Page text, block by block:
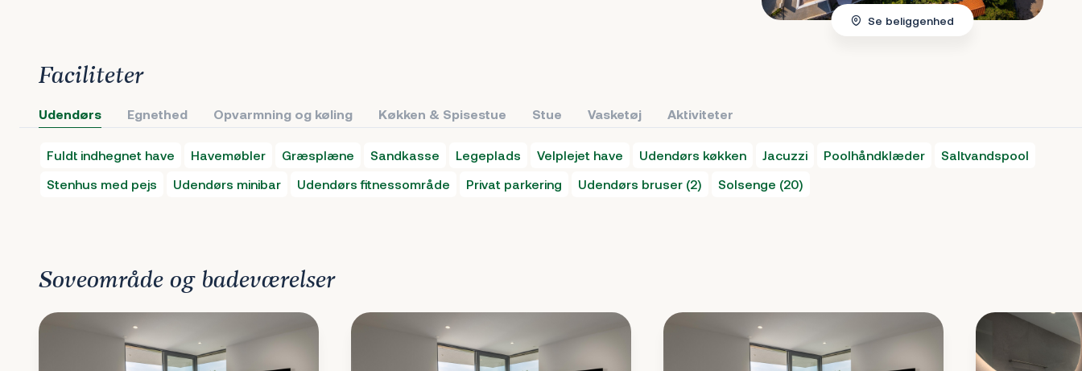
Se beliggenhed
Faciliteter
Udendørs Egnethed Opvarmning og køling Køkken & Spisestue Stue Vasketøj Aktiviteter
Fuldt indhegnet have Havemøbler Græsplæne Sandkasse Legeplads Velplejet have Udendørs køkken Jacuzzi Poolhåndklæder
Saltvandspool
Stenhus med pejs
Udendørs minibar Udendørs fitnessområde Privat parkering Udendørs bruser (2) Solsenge (20)
Soveområde og badeværelser